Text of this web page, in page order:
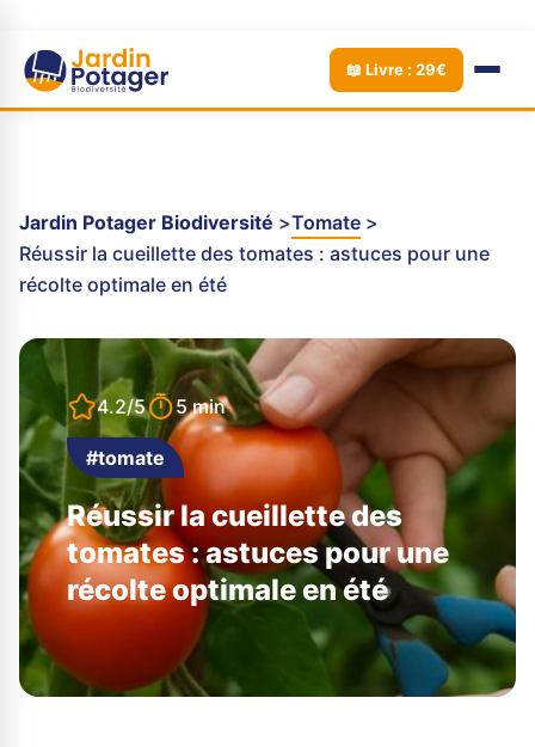
📖 Livre : 29€
Jardin Potager Biodiversité
Tomate
Réussir la cueillette des tomates : astuces pour une
récolte optimale en été
4.2/5 5 min
#tomate
Réussir la cueillette des
tomates : astuces pour une
récolte optimale en été